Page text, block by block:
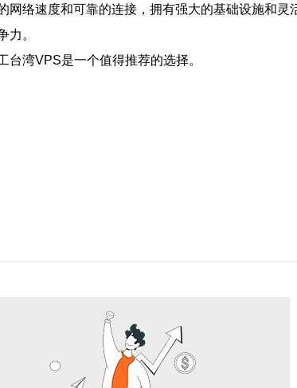
络速度和可靠的连接，拥有强大的基础设施和
力。
湾VPS是一个值得推荐的选择。